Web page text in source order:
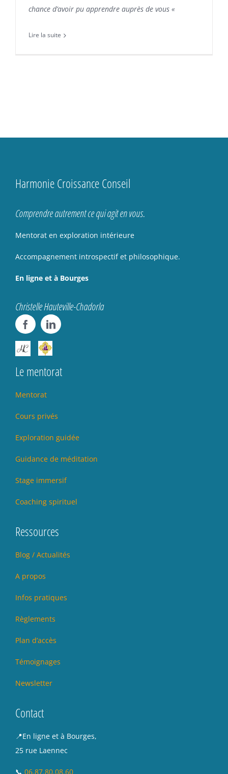
chance d’avoir pu apprendre auprès de vous «
Lire la suite
Harmonie Croissance Conseil
Comprendre autrement ce qui agit en vous.
Mentorat en exploration intérieure
Accompagnement introspectif et philosophique.
En ligne et à Bourges
Christelle Hauteville-Chadorla
Le mentorat
Mentorat
Cours privés
Exploration guidée
Guidance de méditation
Stage immersif
Coaching spirituel
Ressources
Blog / Actualités
A propos
Infos pratiques
Règlements
Plan d’accès
Témoignages
Newsletter
Contact
📍En ligne et à Bourges,
25 rue Laennec
📞 06.87.80.08.60